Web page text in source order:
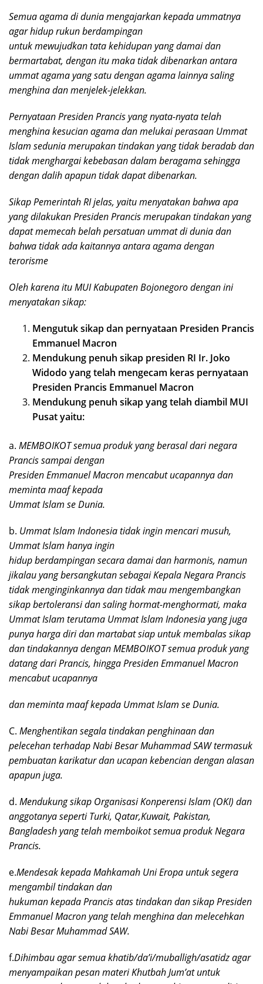
Semua agama di dunia mengajarkan kepada ummatnya
agar hidup rukun berdampingan
untuk mewujudkan tata kehidupan yang damai dan
bermartabat, dengan itu maka tidak dibenarkan antara
ummat agama yang satu dengan agama lainnya saling
menghina dan menjelek-jelekkan.
Pernyataan Presiden Prancis yang nyata-nyata telah
menghina kesucian agama dan melukai perasaan Ummat
Islam sedunia merupakan tindakan yang tidak beradab dan
tidak menghargai kebebasan dalam beragama sehingga
dengan dalih apapun tidak dapat dibenarkan.
Sikap Pemerintah RI jelas, yaitu menyatakan bahwa apa
yang dilakukan Presiden Prancis merupakan tindakan yang
dapat memecah belah persatuan ummat di dunia dan
bahwa tidak ada kaitannya antara agama dengan
terorisme
Oleh karena itu MUI Kabupaten Bojonegoro dengan ini
menyatakan sikap:
Mengutuk sikap dan pernyataan Presiden Prancis
Emmanuel Macron
Mendukung penuh sikap presiden RI Ir. Joko
Widodo yang telah mengecam keras pernyataan
Presiden Prancis Emmanuel Macron
Mendukung penuh sikap yang telah diambil MUI
Pusat yaitu:
a. MEMBOIKOT semua produk yang berasal dari negara
Prancis sampai dengan
Presiden Emmanuel Macron mencabut ucapannya dan
meminta maaf kepada
Ummat Islam se Dunia.
b. Ummat Islam Indonesia tidak ingin mencari musuh,
Ummat Islam hanya ingin
hidup berdampingan secara damai dan harmonis, namun
jikalau yang bersangkutan sebagai Kepala Negara Prancis
tidak menginginkannya dan tidak mau mengembangkan
sikap bertoleransi dan saling hormat-menghormati, maka
Ummat Islam terutama Ummat Islam Indonesia yang juga
punya harga diri dan martabat siap untuk membalas sikap
dan tindakannya dengan MEMBOIKOT semua produk yang
datang dari Prancis, hingga Presiden Emmanuel Macron
mencabut ucapannya
dan meminta maaf kepada Ummat Islam se Dunia.
C. Menghentikan segala tindakan penghinaan dan
pelecehan terhadap Nabi Besar Muhammad SAW termasuk
pembuatan karikatur dan ucapan kebencian dengan alasan
apapun juga.
d. Mendukung sikap Organisasi Konperensi Islam (OKI) dan
anggotanya seperti Turki, Qatar,Kuwait, Pakistan,
Bangladesh yang telah memboikot semua produk Negara
Prancis.
e.Mendesak kepada Mahkamah Uni Eropa untuk segera
mengambil tindakan dan
hukuman kepada Prancis atas tindakan dan sikap Presiden
Emmanuel Macron yang telah menghina dan melecehkan
Nabi Besar Muhammad SAW.
f.Dihimbau agar semua khatib/da’i/muballigh/asatidz agar
menyampaikan pesan materi Khutbah Jum’at untuk